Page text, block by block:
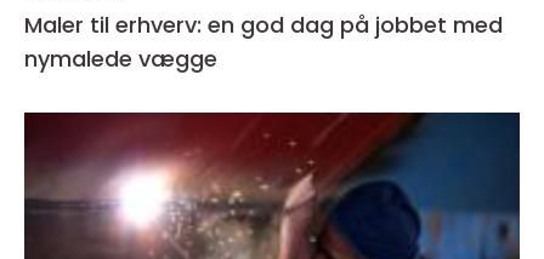
Maler til erhverv: en god dag på jobbet med
nymalede vægge